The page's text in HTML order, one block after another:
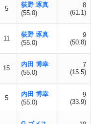
5
荻野 琢真
(55.0)
8
(61.1)
11
荻野 琢真
(55.0)
9
(50.8)
15
内田 博幸
(55.0)
7
(15.5)
5
内田 博幸
(55.0)
9
(33.9)